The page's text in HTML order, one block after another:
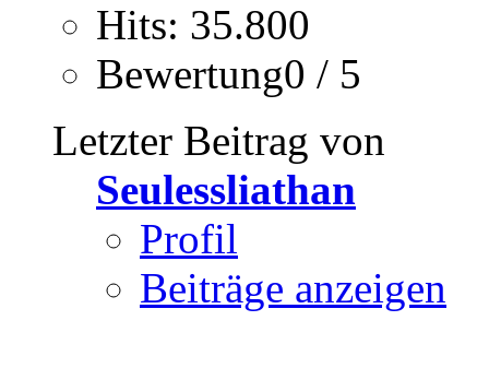
Hits: 35.800
Bewertung0 / 5
Letzter Beitrag von
Seulessliathan
Profil
Beiträge anzeigen